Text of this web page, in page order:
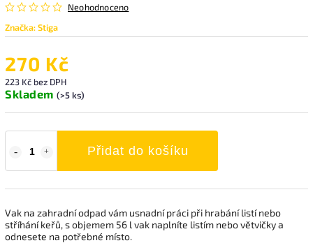
Neohodnoceno
Značka:Stiga
270 Kč
223 Kč bez DPH
Skladem (>5 ks)
Přidat do košíku
Vak na zahradní odpad vám usnadní práci při hrabání listí nebo
stříhání keřů, s objemem 56 l vak naplníte listím nebo větvičky a
odnesete na potřebné místo.